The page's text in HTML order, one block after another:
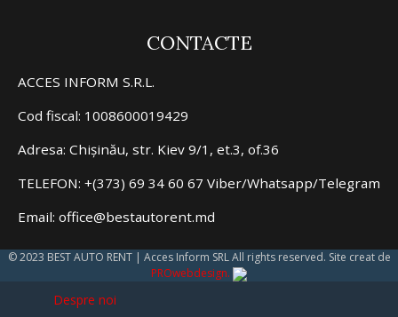
CONTACTE
ACCES INFORM S.R.L.
Cod fiscal: 1008600019429
Adresa: Chișinău, str. Kiev 9/1, et.3, of.36
TELEFON: +(373) 69 34 60 67 Viber/Whatsapp/Telegram
Email: office@bestautorent.md
© 2023 BEST AUTO RENT | Acces Inform SRL All rights reserved. Site creat de
PROwebdesign.
Despre noi